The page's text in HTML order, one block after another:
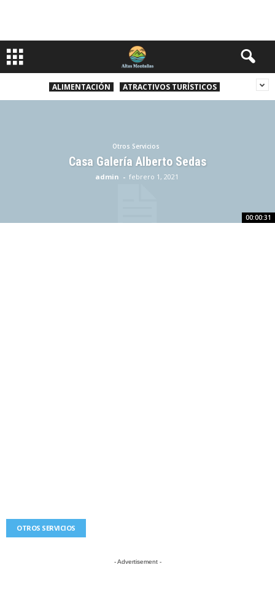
ALIMENTACIÓN ATRACTIVOS TURÍSTICOS
00:00:31
Otros Servicios
Casa Galería Alberto Sedas
admin - febrero 1, 2021
OTROS SERVICIOS
- Advertisement -